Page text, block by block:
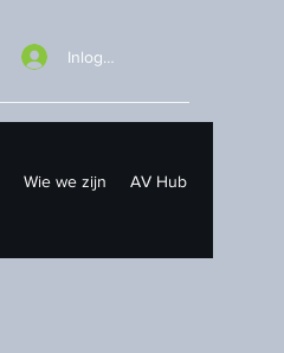
Inloggen
Wie we zijn AV Hub